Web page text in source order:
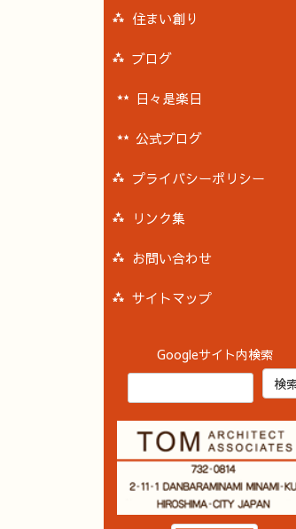
住まい創り
ブログ
日々是楽日
公式ブログ
プライバシーポリシー
リンク集
お問い合わせ
サイトマップ
Googleサイト内検索